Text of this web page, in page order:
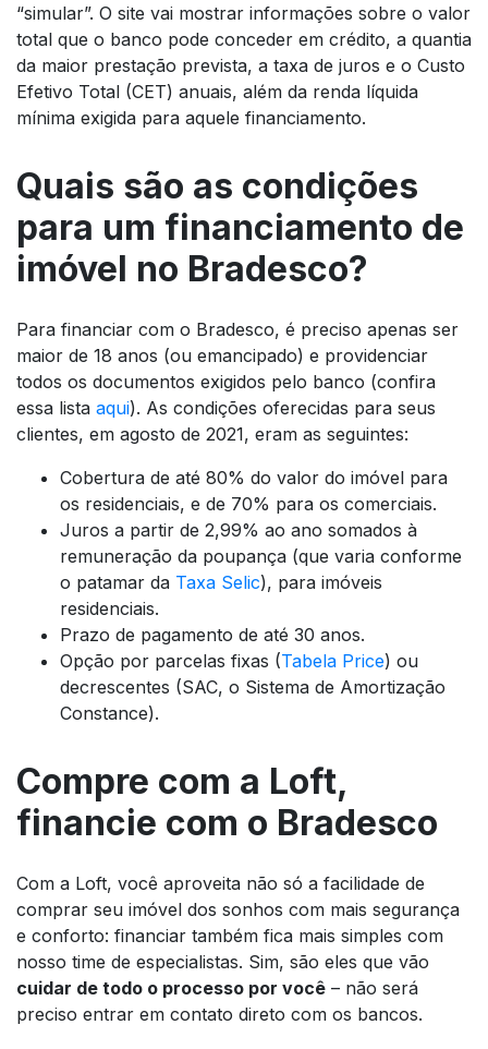
“simular”. O site vai mostrar informações sobre o valor
total que o banco pode conceder em crédito, a quantia
da maior prestação prevista, a taxa de juros e o Custo
Efetivo Total (CET) anuais, além da renda líquida
mínima exigida para aquele financiamento.
Quais são as condições
para um financiamento de
imóvel no Bradesco?
Para financiar com o Bradesco, é preciso apenas ser
maior de 18 anos (ou emancipado) e providenciar
todos os documentos exigidos pelo banco (confira
essa lista aqui). As condições oferecidas para seus
clientes, em agosto de 2021, eram as seguintes:
Cobertura de até 80% do valor do imóvel para
os residenciais, e de 70% para os comerciais.
Juros a partir de 2,99% ao ano somados à
remuneração da poupança (que varia conforme
o patamar da Taxa Selic), para imóveis
residenciais.
Prazo de pagamento de até 30 anos.
Opção por parcelas fixas (Tabela Price) ou
decrescentes (SAC, o Sistema de Amortização
Constance).
Compre com a Loft,
financie com o Bradesco
Com a Loft, você aproveita não só a facilidade de
comprar seu imóvel dos sonhos com mais segurança
e conforto: financiar também fica mais simples com
nosso time de especialistas. Sim, são eles que vão
cuidar de todo o processo por você – não será
preciso entrar em contato direto com os bancos.